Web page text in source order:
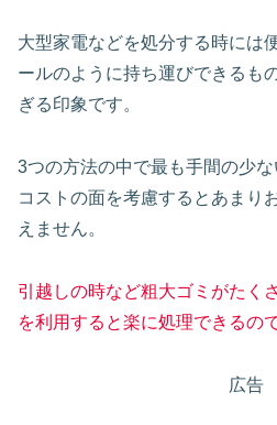
大型家電などを処分する時には
ールのように持ち運びできるも
ぎる印象です。
3つの方法の中で最も手間の少な
コストの面を考慮するとあまり
えません。
引越しの時など粗大ゴミがたく
を利用すると楽に処理できるの
広告